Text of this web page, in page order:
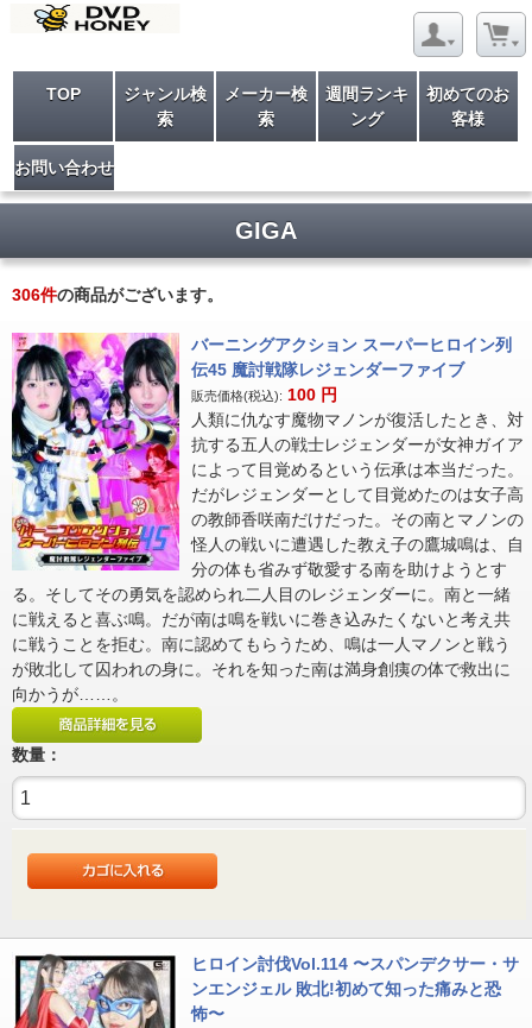
TOP
ジャンル検
索
メーカー検
索
週間ランキ
ング
初めてのお
客様
お問い合わせ
GIGA
306件の商品がございます。
バーニングアクション スーパーヒロイン列
伝45 魔討戦隊レジェンダーファイブ
販売価格(税込): 100 円
人類に仇なす魔物マノンが復活したとき、対
抗する五人の戦士レジェンダーが女神ガイア
によって目覚めるという伝承は本当だった。
だがレジェンダーとして目覚めたのは女子高
の教師香咲南だけだった。その南とマノンの
怪人の戦いに遭遇した教え子の鷹城鳴は、自
分の体も省みず敬愛する南を助けようとす
る。そしてその勇気を認められ二人目のレジェンダーに。南と一緒
に戦えると喜ぶ鳴。だが南は鳴を戦いに巻き込みたくないと考え共
に戦うことを拒む。南に認めてもらうため、鳴は一人マノンと戦う
が敗北して囚われの身に。それを知った南は満身創痍の体で救出に
向かうが……。
数量：
ヒロイン討伐Vol.114 〜スパンデクサー・サ
ンエンジェル 敗北!初めて知った痛みと恐
怖〜